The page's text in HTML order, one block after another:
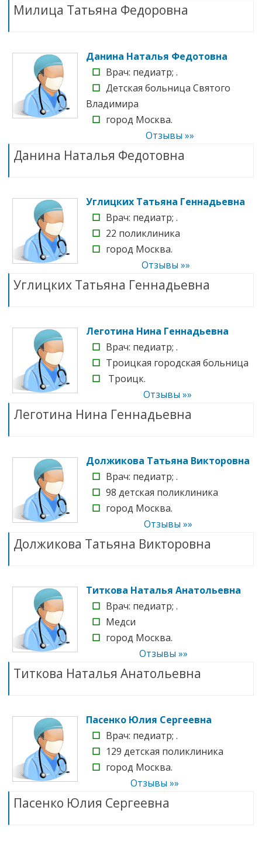
Милица Татьяна Федоровна
Данина Наталья Федотовна
☐ Врач: педиатр; .
☐ Детская больница Святого
Владимира
☐ город Москва.
Отзывы »»
Данина Наталья Федотовна
Углицких Татьяна Геннадьевна
☐ Врач: педиатр; .
☐ 22 поликлиника
☐ город Москва.
Отзывы »»
Углицких Татьяна Геннадьевна
Леготина Нина Геннадьевна
☐ Врач: педиатр; .
☐ Троицкая городская больница
☐
Троицк.
Отзывы »»
Леготина Нина Геннадьевна
Должикова Татьяна Викторовна
☐ Врач: педиатр; .
☐ 98 детская поликлиника
☐ город Москва.
Отзывы »»
Должикова Татьяна Викторовна
Титкова Наталья Анатольевна
☐ Врач: педиатр; .
☐ Медси
☐ город Москва.
Отзывы »»
Титкова Наталья Анатольевна
Пасенко Юлия Сергеевна
☐ Врач: педиатр; .
☐ 129 детская поликлиника
☐ город Москва.
Отзывы »»
Пасенко Юлия Сергеевна